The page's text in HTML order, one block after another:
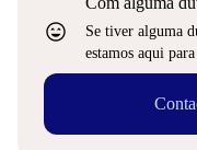
sentiment_very_satisfied
Se tiver alguma
estamos aqui